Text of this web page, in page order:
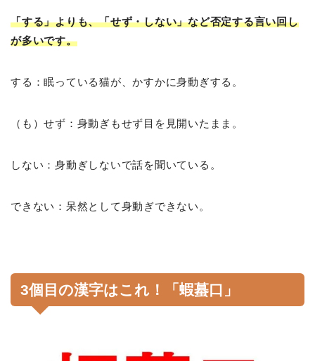
「する」よりも、「せず・しない」など否定する言い回し
が多いです。
する：眠っている猫が、かすかに身動ぎする。
（も）せず：身動ぎもせず目を見開いたまま。
しない：身動ぎしないで話を聞いている。
できない：呆然として身動ぎできない。
3個目の漢字はこれ！「蝦蟇口」